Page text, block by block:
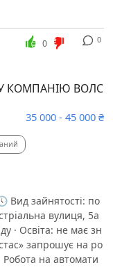
0
0
КОМПАНІЮ ВОЛС
35 000 - 45 000 ₴
Вид зайнятості: по
вулиця, 5а
· Освіта: не має зн
запрошує на ро
на автомати